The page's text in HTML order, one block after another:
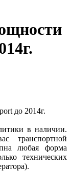
в наличии.
транспортной
любая форма
технических